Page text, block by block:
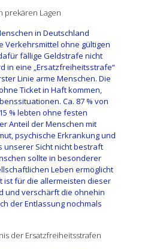
prekären Lagen
in Deutschland
Verkehrsmittel ohne gültigen
fällige Geldstrafe nicht
in eine „Ersatzfreiheitsstrafe“
Linie arme Menschen. Die
Ticket in Haft kommen,
Ca. 87 % von
% lebten ohne festen
Anteil der Menschen mit
psychische Erkrankung und
unserer Sicht nicht bestraft
sollte in besonderer
Leben ermöglicht
ist für die allermeisten dieser
und verschärft die ohnehin
der Entlassung nochmals
der Ersatzfreiheitsstrafen